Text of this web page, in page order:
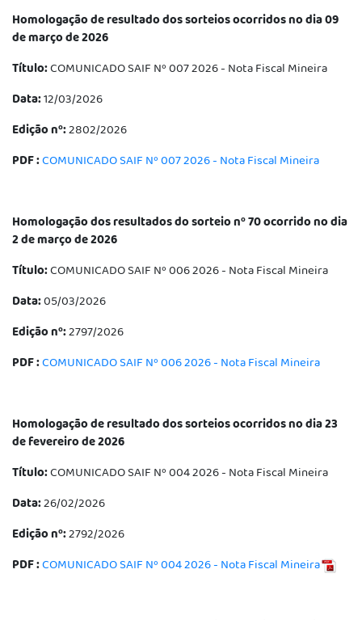
Homologação de resultado dos sorteios ocorridos no dia 09
de março de 2026
Título:COMUNICADO SAIF Nº 007 2026 - Nota Fiscal Mineira
Data:12/03/2026
Edição nº:2802/2026
PDF :COMUNICADO SAIF Nº 007 2026 - Nota Fiscal Mineira
Homologação dos resultados do sorteio nº 70 ocorrido no dia
2 de março de 2026
Título:COMUNICADO SAIF Nº 006 2026 - Nota Fiscal Mineira
Data:05/03/2026
Edição nº:2797/2026
PDF :COMUNICADO SAIF Nº 006 2026 - Nota Fiscal Mineira
Homologação de resultado dos sorteios ocorridos no dia 23
de fevereiro de 2026
Título:COMUNICADO SAIF Nº 004 2026 - Nota Fiscal Mineira
Data:26/02/2026
Edição nº:2792/2026
PDF :COMUNICADO SAIF Nº 004 2026 - Nota Fiscal Mineira